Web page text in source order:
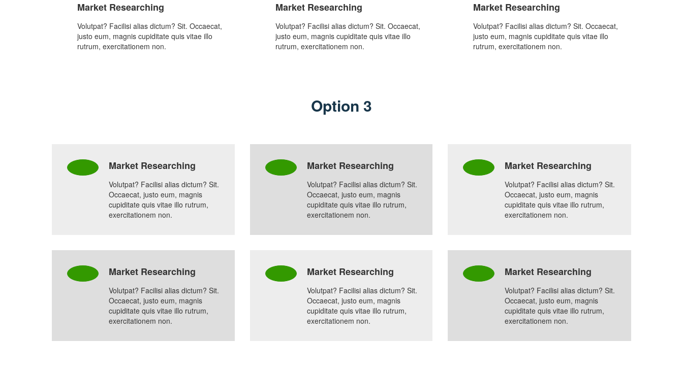
Market Researching
Volutpat? Facilisi alias dictum? Sit. Occaecat,
justo eum, magnis cupiditate quis vitae illo
rutrum, exercitationem non.
Market Researching
Volutpat? Facilisi alias dictum? Sit. Occaecat,
justo eum, magnis cupiditate quis vitae illo
rutrum, exercitationem non.
Market Researching
Volutpat? Facilisi alias dictum? Sit. Occaecat,
justo eum, magnis cupiditate quis vitae illo
rutrum, exercitationem non.
Option 3
Market Researching
Volutpat? Facilisi alias dictum? Sit.
Occaecat, justo eum, magnis
cupiditate quis vitae illo rutrum,
exercitationem non.
Market Researching
Volutpat? Facilisi alias dictum? Sit.
Occaecat, justo eum, magnis
cupiditate quis vitae illo rutrum,
exercitationem non.
Market Researching
Volutpat? Facilisi alias dictum? Sit.
Occaecat, justo eum, magnis
cupiditate quis vitae illo rutrum,
exercitationem non.
Market Researching
Volutpat? Facilisi alias dictum? Sit.
Occaecat, justo eum, magnis
cupiditate quis vitae illo rutrum,
exercitationem non.
Market Researching
Volutpat? Facilisi alias dictum? Sit.
Occaecat, justo eum, magnis
cupiditate quis vitae illo rutrum,
exercitationem non.
Market Researching
Volutpat? Facilisi alias dictum? Sit.
Occaecat, justo eum, magnis
cupiditate quis vitae illo rutrum,
exercitationem non.